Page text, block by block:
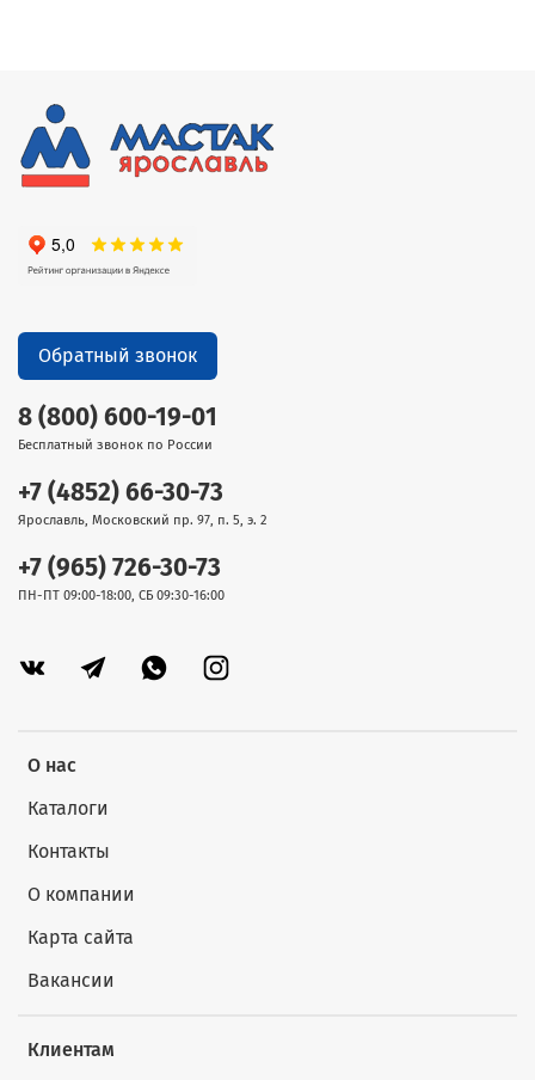
О нас
Каталоги
Контакты
О компании
Карта сайта
Вакансии
Клиентам
8 (800) 600-19-01
Бесплатный звонок по России
+7 (4852) 66-30-73
Ярославль, Московский пр. 97, п. 5, э. 2
+7 (965) 726-30-73
ПН-ПТ 09:00-18:00, СБ 09:30-16:00
Обратный звонок